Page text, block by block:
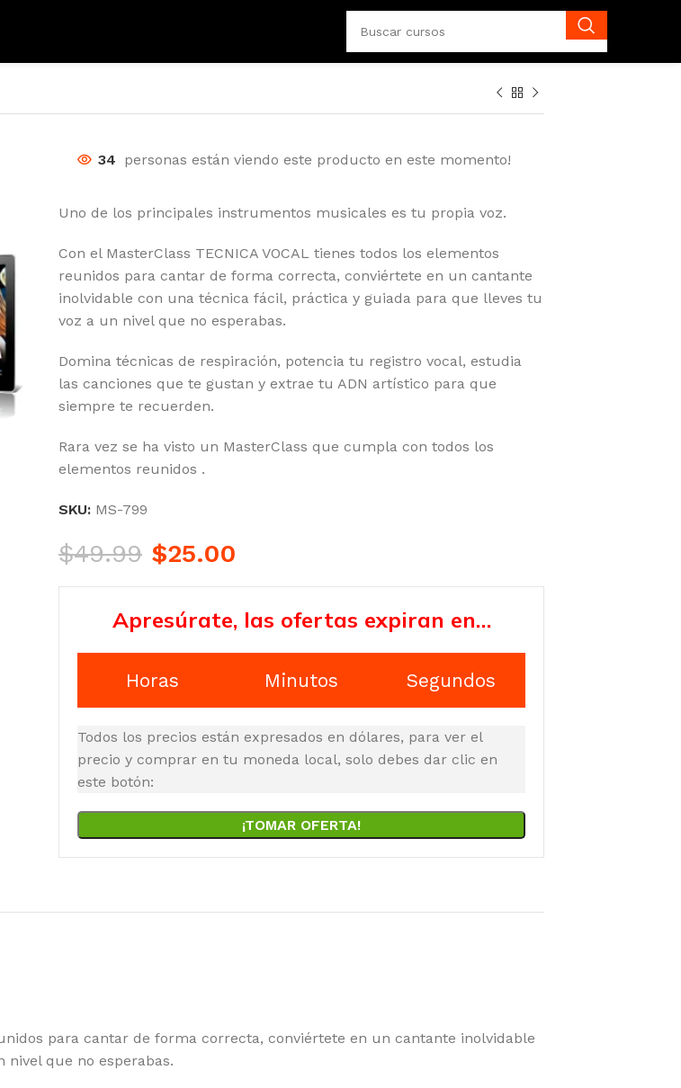
34 personas están viendo este producto en este momento!
Uno de los principales instrumentos musicales es tu propia voz.
Con el MasterClass TECNICA VOCAL tienes todos los elementos
reunidos para cantar de forma correcta, conviértete en un cantante
inolvidable con una técnica fácil, práctica y guiada para que lleves tu
voz a un nivel que no esperabas.
Domina técnicas de respiración, potencia tu registro vocal, estudia
las canciones que te gustan y extrae tu ADN artístico para que
siempre te recuerden.
Rara vez se ha visto un MasterClass que cumpla con todos los
elementos reunidos .
SKU: MS-799
$49.99 $25.00
Apresúrate, las ofertas expiran en…
Horas Minutos Segundos
Todos los precios están expresados en dólares, para ver el
precio y comprar en tu moneda local, solo debes dar clic en
este botón:
¡TOMAR OFERTA!
para cantar de forma correcta, conviértete en un cantante inolvidable
que no esperabas.